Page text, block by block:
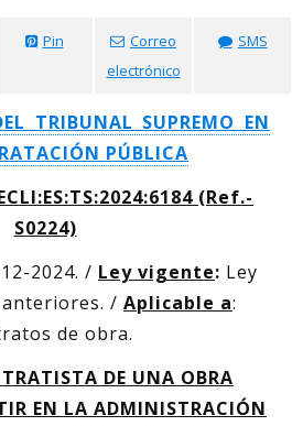
Pin
Correo
electrónico
SMS
TRIBUNAL SUPREMO EN
PÚBLICA
(Ref.-
S0224)
2024. / Ley vigente: Ley
anteriores. / Aplicable a:
de obra.
DE UNA OBRA
EN LA ADMINISTRACIÓN